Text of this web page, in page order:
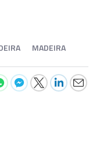
MADEIRA